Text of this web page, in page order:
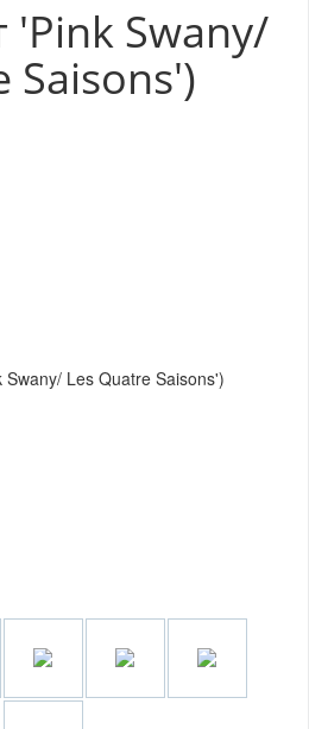
'Pink Swany/
Saisons')